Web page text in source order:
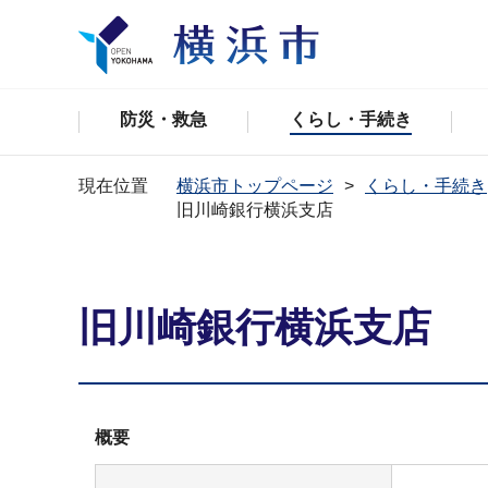
防災・救急 くらし・手続き
現在位置 横浜市トップページ
くらし・手続き
旧川崎銀行横浜支店
旧川崎銀行横浜支店
概要